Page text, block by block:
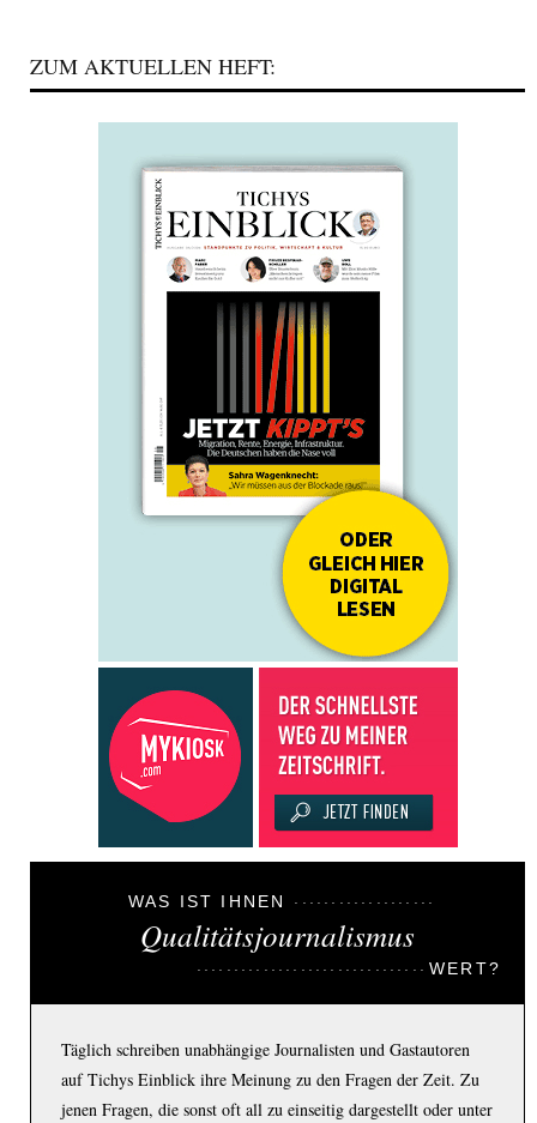
ZUM AKTUELLEN HEFT:
WAS IST IHNEN
Qualitätsjournalismus
WERT?
Täglich schreiben unabhängige Journalisten und Gastautoren
auf Tichys Einblick ihre Meinung zu den Fragen der Zeit. Zu
jenen Fragen, die sonst oft all zu einseitig dargestellt oder unter